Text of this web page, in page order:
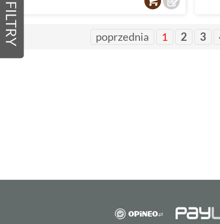
FILTRY poprzednia 1 2 3